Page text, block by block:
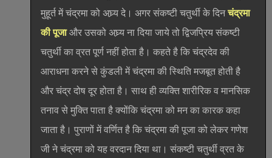
मुहूर्त में चंद्रमा को अघ्र्य दे। अगर संकष्टी चतुर्थी के दिनचंद्रमा
की पूजाऔर उसको अघ्र्य ना दिया जाये तो द्विजप्रिय संकष्टी
चतुर्थी का व्रत पूर्ण नहीं होता है। कहते है कि चंद्रदेव की
आराधना करने से कुंडली में चंद्रमा की स्थिति मजबूत होती है
और चंद्र दोष दूर होता है। साथ ही व्यक्ति शारीरिक व मानसिक
तनाव से मुक्ति पाता है क्योंकि चंद्रमा को मन का कारक कहा
जाता है। पुराणों में वर्णित है कि चंद्रमा की पूजा को लेकर गणेश
जी ने चंद्रमा को यह वरदान दिया था। संकष्टी चतुर्थी व्रत के